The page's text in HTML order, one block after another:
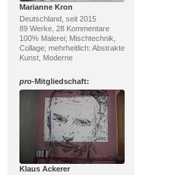
Marianne Kron
Deutschland, seit 2015
89 Werke, 28 Kommentare
100% Malerei; Mischtechnik,
Collage; mehrheitlich: Abstrakte
Kunst, Moderne
pro-Mitgliedschaft:
Klaus Ackerer